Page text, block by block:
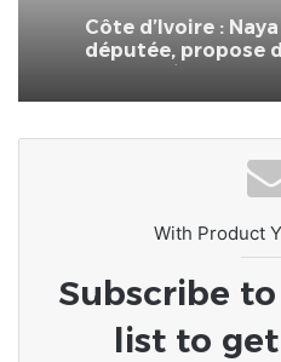
députée, propose
polygamie dans le
With Product
Subscribe
list to